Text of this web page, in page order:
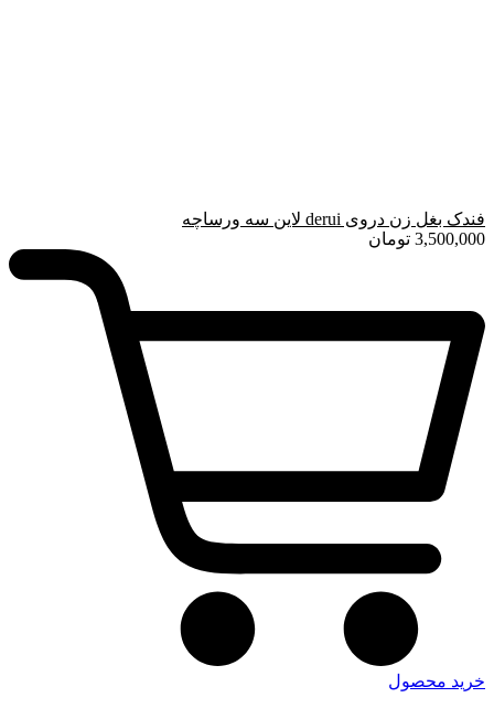
فندک بغل زن دروی derui لاین سه ورساچه
3,500,000 تومان
خرید محصول